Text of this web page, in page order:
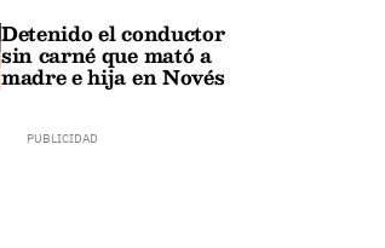
Detenido el conductor
sin carné que mató a
madre e hija en Novés